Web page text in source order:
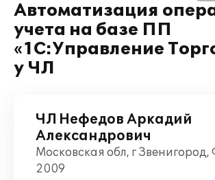
Автоматизация
учета на базе ПП
«1С:Управление
у ЧЛ
ЧЛ Нефедов Аркадий
Александрович
Московская обл, г Звенигород,
2009